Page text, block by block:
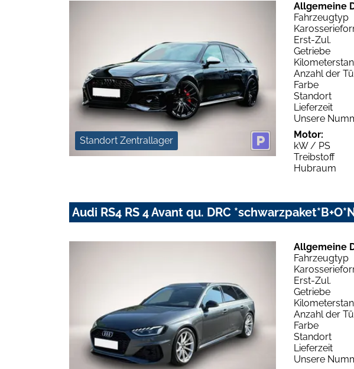
Standort Zentrallager
Allgemeine
Fahrzeugtyp
Erst-Zul.
Getriebe
Anzahl der
Farbe
Standort
Lieferzeit
Unsere
Motor:
kW / PS
Treibstoff
Hubraum
Audi RS4 RS 4 Avant qu. DRC
Allgemeine
Fahrzeugtyp
Erst-Zul.
Getriebe
Anzahl der
Farbe
Standort
Lieferzeit
Unsere